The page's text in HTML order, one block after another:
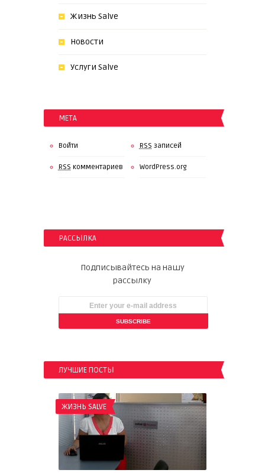
Жизнь Salve
Новости
Услуги Salve
МЕТА
Войти RSS записей
RSS комментариев WordPress.org
РАССЫЛКА
Подписывайтесь на нашу
рассылку
ЛУЧШИЕ ПОСТЫ
ЖИЗНЬ SALVE